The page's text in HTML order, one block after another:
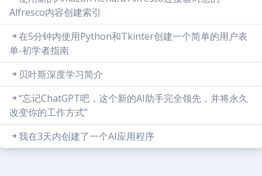
Alfresco内容创建索引
在5分钟内使用Python和Tkinter创建一个简单的用户表
单-初学者指南
贝叶斯深度学习简介
“忘记ChatGPT吧，这个新的AI助手完全领先，并将永久
改变你的工作方式”
我在3天内创建了一个AI应用程序